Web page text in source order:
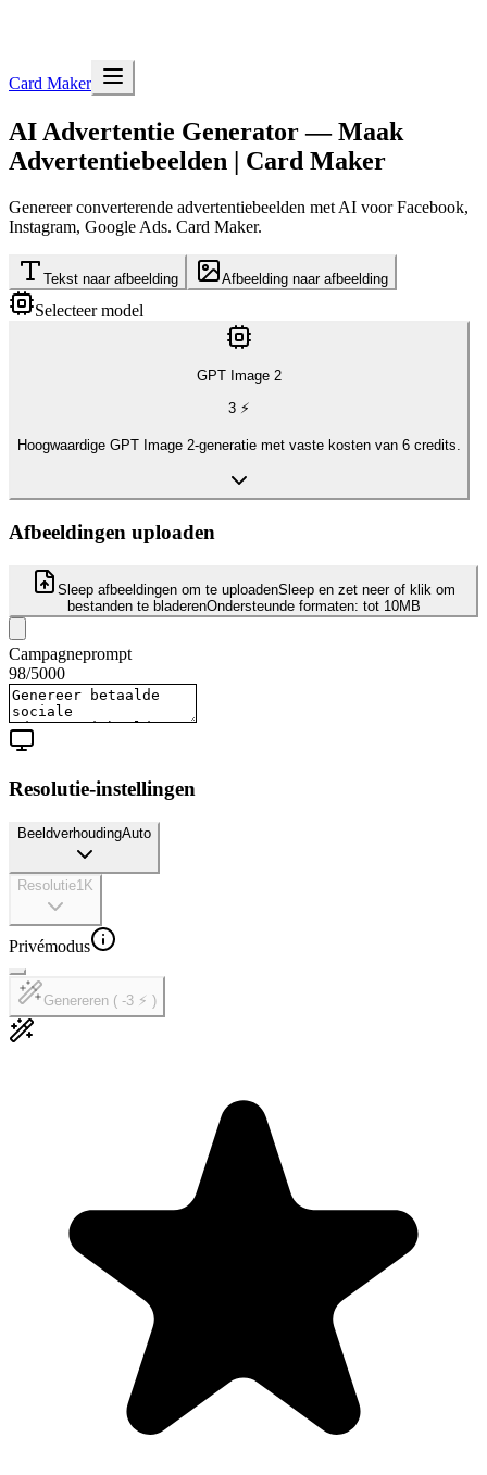
Card Maker
AI Advertentie Generator — Maak
Advertentiebeelden | Card Maker
Genereer converterende advertentiebeelden met AI voor Facebook,
Instagram, Google Ads. Card Maker.
Tekst naar afbeelding Afbeelding naar afbeelding
Selecteer model
GPT Image 2
3 ⚡
Hoogwaardige GPT Image 2-generatie met vaste kosten van 6 credits.
Afbeeldingen uploaden
Sleep afbeeldingen om te uploadenSleep en zet neer of klik om
bestanden te bladerenOndersteunde formaten: tot 10MB
Campagneprompt
98/5000
Resolutie-instellingen
BeeldverhoudingAuto
Resolutie1K
Privémodus
Genereren ( -3 ⚡ )